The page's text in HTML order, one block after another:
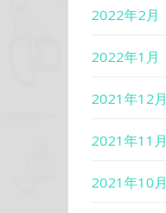
2022年2月
2022年1月
2021年12月
2021年11月
2021年10月